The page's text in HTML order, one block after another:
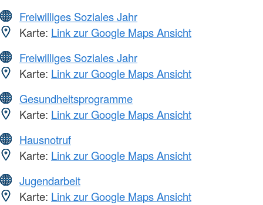
Freiwilliges Soziales Jahr
Karte: Link zur Google Maps Ansicht
Freiwilliges Soziales Jahr
Karte: Link zur Google Maps Ansicht
Gesundheitsprogramme
Karte: Link zur Google Maps Ansicht
Hausnotruf
Karte: Link zur Google Maps Ansicht
Jugendarbeit
Karte: Link zur Google Maps Ansicht